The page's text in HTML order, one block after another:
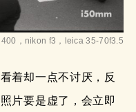
，nikon f3，leica 35-70f3.5
着却一点不讨厌，反
片要是虚了，会立即